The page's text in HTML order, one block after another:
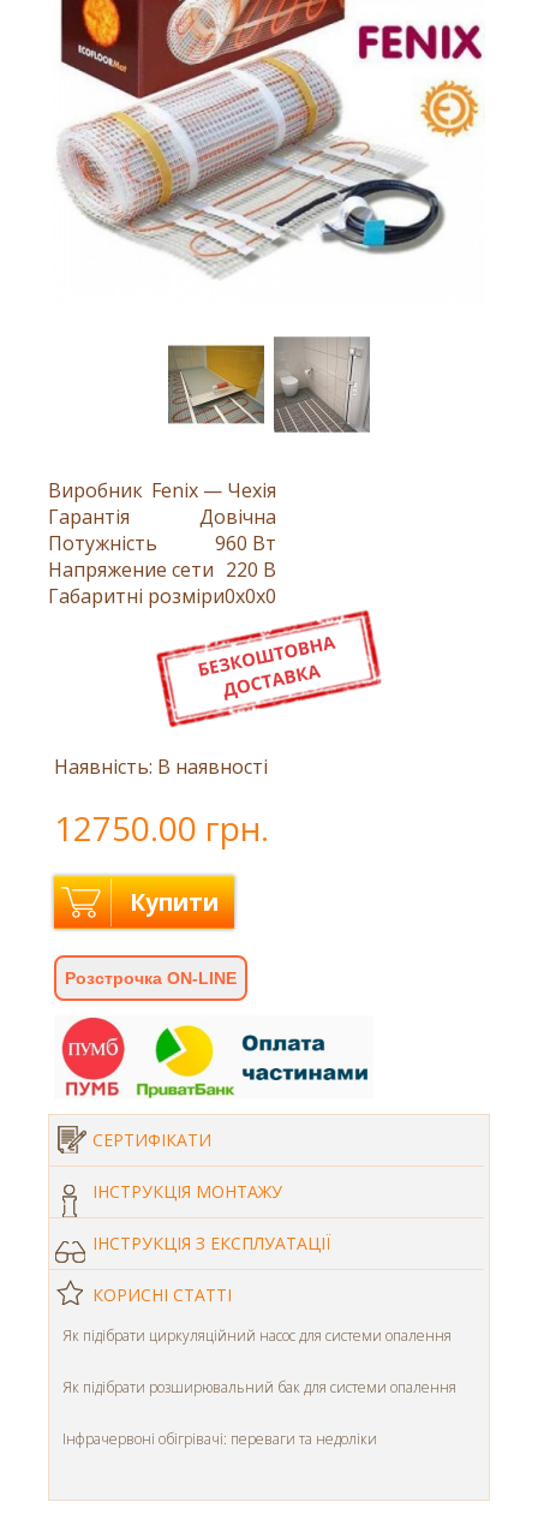
Виробник Fenix — Чехія
Гарантія
Довічна
Потужність
960 Вт
Напряжение сети 220 В
Габаритні розміри0x0x0
Наявність: В наявності
12750.00 грн.
Купити
Розстрочка ON-LINE
СЕРТИФІКАТИ
ІНСТРУКЦІЯ МОНТАЖУ
ІНСТРУКЦІЯ З ЕКСПЛУАТАЦІЇ
КОРИСНІ СТАТТІ
Як підібрати циркуляційний насос для системи опалення
Як підібрати розширювальний бак для системи опалення
Інфрачервоні обігрівачі: переваги та недоліки